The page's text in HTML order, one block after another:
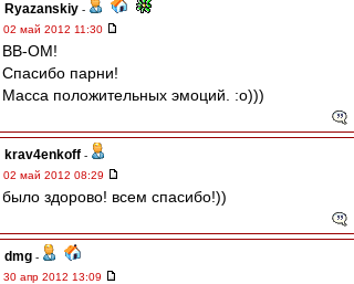
Ryazanskiy -
02 май 2012 11:30
ВВ-ОМ!
Спасибо парни!
Масса положительных эмоций. :о)))
krav4enkoff -
02 май 2012 08:29
было здорово! всем спасибо!))
dmg -
30 апр 2012 13:09